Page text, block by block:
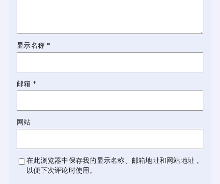
显示名称*
邮箱 *
网站
在此浏览器中保存我的显示名称、邮箱地址和网站地址，
以便下次评论时使用。